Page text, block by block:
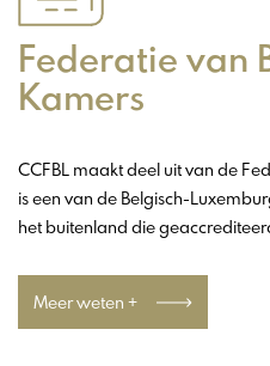
Federatie van
Kamers
CCFBL maakt deel uit van de
is een van de Belgisch-
het buitenland die
Meer weten +